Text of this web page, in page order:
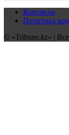
Контакты
Политика
© «Tribune.kz» |